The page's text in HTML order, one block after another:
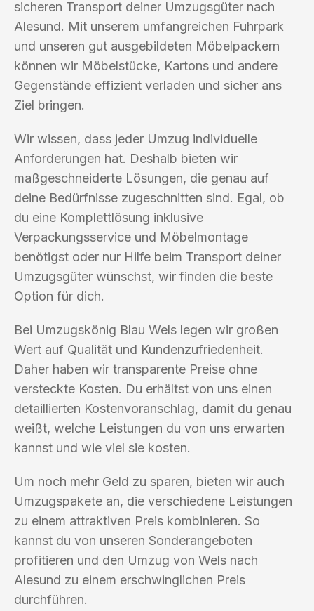
sicheren Transport deiner Umzugsgüter nach
Alesund. Mit unserem umfangreichen Fuhrpark
und unseren gut ausgebildeten Möbelpackern
können wir Möbelstücke, Kartons und andere
Gegenstände effizient verladen und sicher ans
Ziel bringen.
Wir wissen, dass jeder Umzug individuelle
Anforderungen hat. Deshalb bieten wir
maßgeschneiderte Lösungen, die genau auf
deine Bedürfnisse zugeschnitten sind. Egal, ob
du eine Komplettlösung inklusive
Verpackungsservice und Möbelmontage
benötigst oder nur Hilfe beim Transport deiner
Umzugsgüter wünschst, wir finden die beste
Option für dich.
Bei Umzugskönig Blau Wels legen wir großen
Wert auf Qualität und Kundenzufriedenheit.
Daher haben wir transparente Preise ohne
versteckte Kosten. Du erhältst von uns einen
detaillierten Kostenvoranschlag, damit du genau
weißt, welche Leistungen du von uns erwarten
kannst und wie viel sie kosten.
Um noch mehr Geld zu sparen, bieten wir auch
Umzugspakete an, die verschiedene Leistungen
zu einem attraktiven Preis kombinieren. So
kannst du von unseren Sonderangeboten
profitieren und den Umzug von Wels nach
Alesund zu einem erschwinglichen Preis
durchführen.